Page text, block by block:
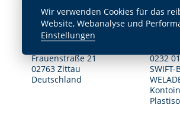
Deutsch Bankkonto:
Sparkasse Oberlausitz-
Frauenstraße 21
02763 Zittau
Deutschland
BLZ –
0232
SWIFT-
Wir verwenden Cookies für das
Website, Webanalyse und
Einstellungen